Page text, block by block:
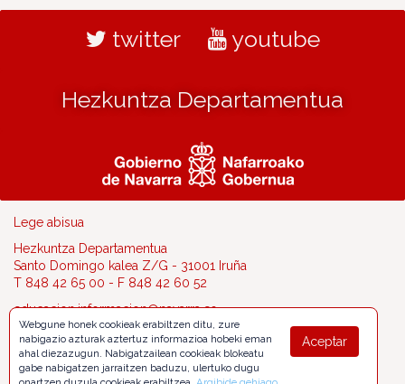
twitter youtube
Hezkuntza Departamentua
Lege abisua
Hezkuntza Departamentua
Santo Domingo kalea Z/G - 31001 Iruña
T 848 42 65 00 - F 848 42 60 52
educacion.informacion@navarra.es
Aceptar
Webgune honek cookieak erabiltzen ditu, zure
nabigazio azturak aztertuz informazioa hobeki eman
ahal diezazugun. Nabigatzailean cookieak blokeatu
gabe nabigatzen jarraitzen baduzu, ulertuko dugu